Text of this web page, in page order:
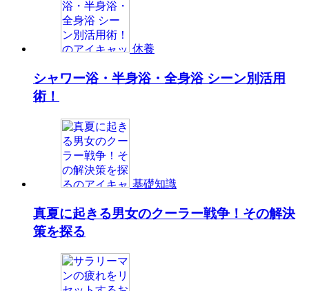
休養
シャワー浴・半身浴・全身浴 シーン別活用
術！
基礎知識
真夏に起きる男女のクーラー戦争！その解決
策を探る